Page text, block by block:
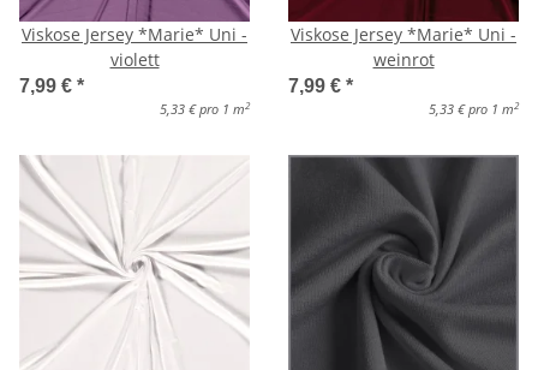
Viskose Jersey *Marie* Uni -
violett
7,99 € *
5,33 € pro 1 m 2
Viskose Jersey *Marie* Uni -
weinrot
7,99 € *
5,33 € pro 1 m 2